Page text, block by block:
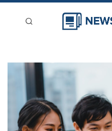
新聞稿分類
刊登